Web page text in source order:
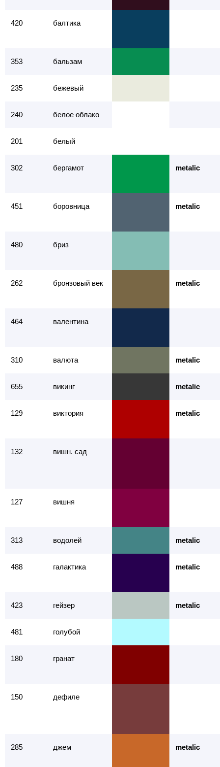
420 балтика
353 бальзам
235 бежевый
240 белое облако
201 белый
302 бергамот metalic
451 боровница metalic
480 бриз
262 бронзовый век metalic
464 валентина
310 валюта metalic
655 викинг metalic
129 виктория metalic
132 вишн. сад
127 вишня
313 водолей metalic
488 галактика metalic
423 гейзер metalic
481 голубой
180 гранат
150 дефиле
285 джем metalic